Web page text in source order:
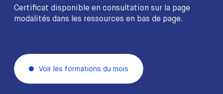
Certificat disponible en consultation sur la page
modalités dans les ressources en bas de page.
Voir les formations du mois